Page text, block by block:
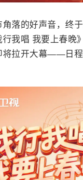
落的好声音，终
我唱 我要上春晚
将拉开大幕——日